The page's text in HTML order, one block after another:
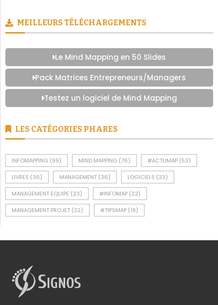
MEILLEURS TÉLÉCHARGEMENTS
Le Mind Mapping en 50 Slides
Pack Matrices Entrepreneurs/Managers
Testez un logiciel de Mind Mapping
LES CATÉGORIES PHARES
INFOMAPPING (99) MIND MAPPING (76) #ACTUMAP (53)
LIVRES (36) MANAGEMENT (36) LOGICIELS (23)
MANAGEMENT EQUIPE (23) #INFOMAP (22)
MANAGEMENT PROJET (22) #TIPSMAP (19)